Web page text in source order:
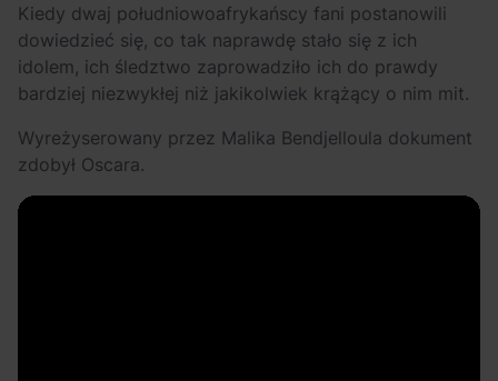
Kiedy dwaj południowoafrykańscy fani postanowili
dowiedzieć się, co tak naprawdę stało się z ich
idolem, ich śledztwo zaprowadziło ich do prawdy
bardziej niezwykłej niż jakikolwiek krążący o nim mit.
Wyreżyserowany przez Malika Bendjelloula dokument
zdobył Oscara.